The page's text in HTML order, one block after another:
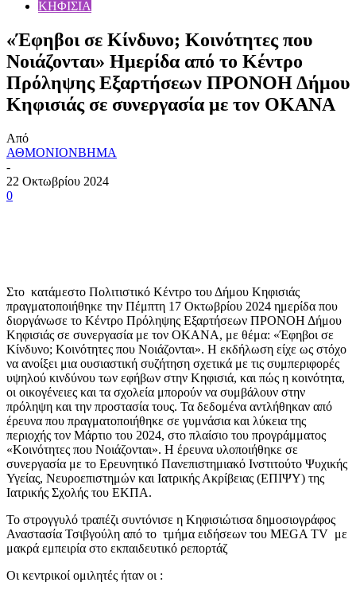
ΚΗΦΙΣΙΑ
«Έφηβοι σε Κίνδυνο; Κοινότητες που
Νοιάζονται» Hμερίδα από το Κέντρο
Πρόληψης Εξαρτήσεων ΠΡΟΝΟΗ Δήμου
Κηφισιάς σε συνεργασία με τον ΟΚΑΝΑ
Από
ΑΘΜΟΝΙΟΝΒΗΜΑ
-
22 Οκτωβρίου 2024
0
Στο κατάμεστο Πολιτιστικό Κέντρο του Δήμου Κηφισιάς
πραγματοποιήθηκε την Πέμπτη 17 Οκτωβρίου 2024 ημερίδα που
διοργάνωσε το Κέντρο Πρόληψης Εξαρτήσεων ΠΡΟΝΟΗ Δήμου
Κηφισιάς σε συνεργασία με τον ΟΚΑΝΑ, με θέμα: «Έφηβοι σε
Κίνδυνο; Κοινότητες που Νοιάζονται». Η εκδήλωση είχε ως στόχο
να ανοίξει μια ουσιαστική συζήτηση σχετικά με τις συμπεριφορές
υψηλού κινδύνου των εφήβων στην Κηφισιά, και πώς η κοινότητα,
οι οικογένειες και τα σχολεία μπορούν να συμβάλουν στην
πρόληψη και την προστασία τους. Τα δεδομένα αντλήθηκαν από
έρευνα που πραγματοποιήθηκε σε γυμνάσια και λύκεια της
περιοχής τον Μάρτιο του 2024, στο πλαίσιο του προγράμματος
«Κοινότητες που Νοιάζονται». Η έρευνα υλοποιήθηκε σε
συνεργασία με το Ερευνητικό Πανεπιστημιακό Ινστιτούτο Ψυχικής
Υγείας, Νευροεπιστημών και Ιατρικής Ακρίβειας (ΕΠΙΨΥ) της
Ιατρικής Σχολής του ΕΚΠΑ.
Το στρογγυλό τραπέζι συντόνισε η Κηφισιώτισα δημοσιογράφος
Αναστασία Τσιβγούλη από το τμήμα ειδήσεων του MEGA TV με
μακρά εμπειρία στο εκπαιδευτικό ρεπορτάζ
Οι κεντρικοί ομιλητές ήταν οι :